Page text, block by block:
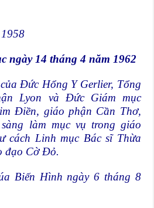
ngày 14 tháng 4 năm 1962
Đức Hổng Y Gerlier, Tổng
Lyon và Đức Giám mục
Điền, giáo phận Cần Thơ,
làm mục vụ trong giáo
cách Linh mục Bác sĩ Thừa
đạo Cờ Đỏ.
Biến Hình ngày6 tháng 8